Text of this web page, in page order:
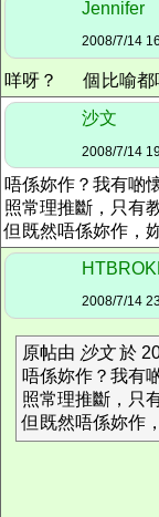
Jennifer
2008/7/14
咩呀？
個比喻都
沙文
2008/7/14
唔係妳作？我有啲
照常理推斷，只有
但既然唔係妳作，
2008/7/14
原帖由 沙文於
唔係妳作？我有
照常理推斷，只
但既然唔係妳作